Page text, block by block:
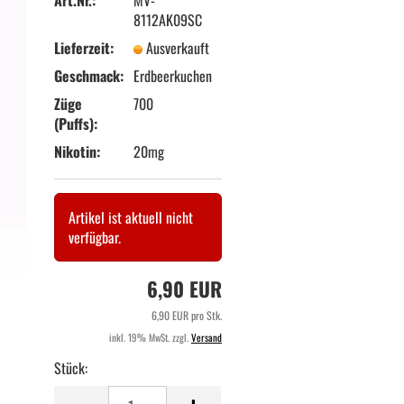
8112AK09SC
Lieferzeit:
Ausverkauft
Geschmack: Erdbeerkuchen
Züge
(Puffs):
700
Nikotin: 20mg
Artikel ist aktuell nicht
verfügbar.
6,90 EUR
6,90 EUR pro Stk.
inkl. 19% MwSt. zzgl.Versand
Stück: